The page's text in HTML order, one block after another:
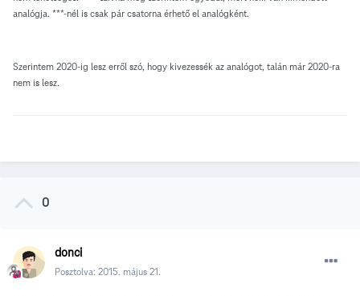
analógja. ***-nél is csak pár csatorna érhető el analógként.
Szerintem 2020-ig lesz erről szó, hogy kivezessék az analógot, talán már 2020-ra
nem is lesz.
0
donci
Posztolva: 2015. május 21.